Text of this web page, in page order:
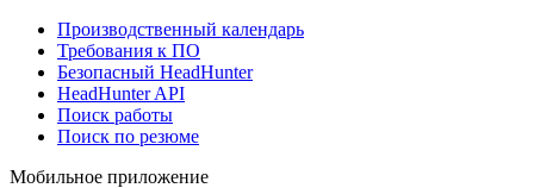
Производственный календарь
Требования к ПО
Безопасный HeadHunter
HeadHunter API
Поиск работы
Поиск по резюме
Мобильное приложение